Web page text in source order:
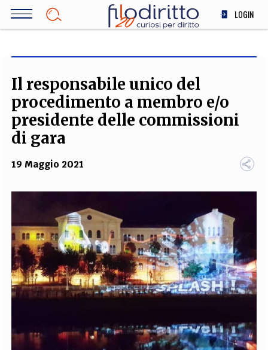
Salta
LOGIN
SOCIETÀ
MEDICINA
SCIENZA
TEAM
FILODIRITTO REDAZIONE COMITATO SCIENTIFICO AUTORI CURATORI
FOTOGRAFI PARTNER COLLABORA CON NOI
EXTRA
CODICI RUBRICHE
SOCIAL MEDIA
Il responsabile unico del
procedimento a membro e/o
presidente delle commissioni
di gara
19 Maggio 2021